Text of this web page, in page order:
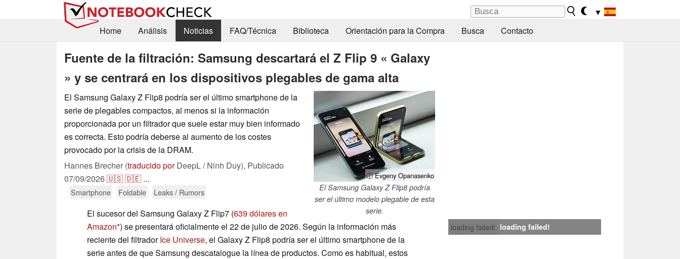
▼
Home
Análisis Noticias FAQ/Técnica Biblioteca Orientación para la Compra Busca Contacto
Fuente de la filtración: Samsung descartará el Z Flip 9 « Galaxy
» y se centrará en los dispositivos plegables de gama alta
ⓘ Evgeny Opanasenko
El Samsung Galaxy Z Flip8 podría
ser el último modelo plegable de esta
serie.
El Samsung Galaxy Z Flip8 podría ser el último smartphone de la
serie de plegables compactos, al menos si la información
proporcionada por un filtrador que suele estar muy bien informado
es correcta. Esto podría deberse al aumento de los costes
provocado por la crisis de la DRAM.
Hannes Brecher (traducido porDeepL / Ninh Duy), Publicado
07/09/2026🇺🇸🇩🇪 ...
Smartphone Foldable Leaks / Rumors
loading failed! loading failed!
El sucesor del Samsung Galaxy Z Flip7 (639 dólares en
Amazon ) se presentará oficialmente el 22 de julio de 2026. Según la información más
reciente del filtradorIce Universe, el Galaxy Z Flip8 podría ser el último smartphone de la
serie antes de que Samsung descatalogue la línea de productos. Como es habitual, estos